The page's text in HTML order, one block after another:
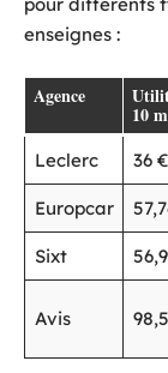
enseignes :
Agence
10
Leclerc 36 €
Europcar
Sixt
Avis